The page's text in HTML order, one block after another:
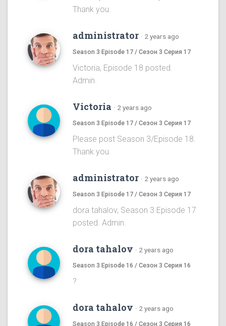
Thank you.
administrator · 2 years ago
Season 3 Episode 17 / Сезон 3 Серия 17
Victoria, Episode 18 posted.
Admin.
Victoria · 2 years ago
Season 3 Episode 17 / Сезон 3 Серия 17
Please post Season 3/Episode 18.
Thank you.
administrator · 2 years ago
Season 3 Episode 17 / Сезон 3 Серия 17
dora tahalov, Season 3 Episode 17
posted. Admin.
dora tahalov · 2 years ago
Season 3 Episode 16 / Сезон 3 Серия 16
?
dora tahalov · 2 years ago
Season 3 Episode 16 / Сезон 3 Серия 16